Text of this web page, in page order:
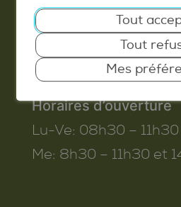
T. 027 345 45 45
info@conthey.ch
Horaires d’ouverture
Lu-Ve: 08h30 – 11h30
Me: 8h30 – 11h30 et
Tout
Tout
Mes